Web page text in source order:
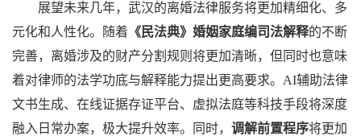
展望未来几年，武汉的离婚法律服务将更加精细化、多
元化和人性化。随着 《民法典》婚姻家庭编司法解释的不断
完善，离婚涉及的财产分割规则将更加清晰，但同时也意味
着对律师的法学功底与解释能力提出更高要求。AI辅助法律
文书生成、在线证据存证平台、虚拟法庭等科技手段将深度
融入日常办案，极大提升效率。同时， 调解前置程序将更加